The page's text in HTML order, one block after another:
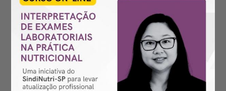
Festa das e dos Nutricionistas – Edição
2026!...
07 de Agosto , 2026